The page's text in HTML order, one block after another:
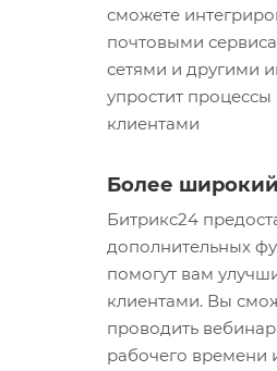
сможете
почтовыми
сетями и другими
упростит
клиентами
Более
Битрикс24
дополнительных
помогут вам
клиентами. Вы
проводить
рабочего времени